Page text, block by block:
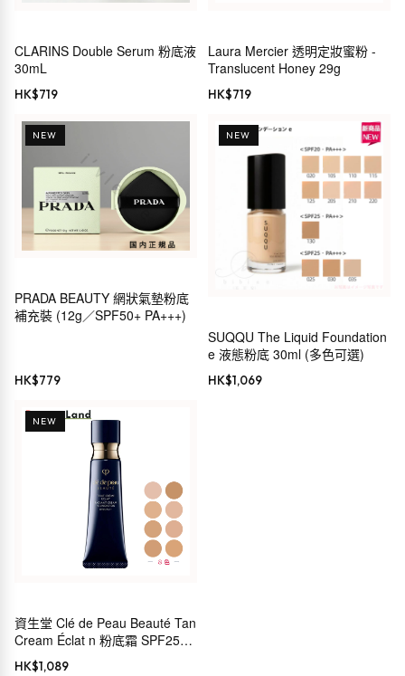
CLARINS Double Serum 粉底液
30mL
HK$719
Laura Mercier 透明定妝蜜粉 -
Translucent Honey 29g
HK$719
NEW
PRADA BEAUTY 網狀氣墊粉底
補充裝 (12g／SPF50+ PA+++)
HK$779
NEW
SUQQU The Liquid Foundation
e 液態粉底 30ml (多色可選)
HK$1,069
NEW
資生堂 Clé de Peau Beauté Tan
Cream Éclat n 粉底霜 SPF25
PA++
HK$1,089